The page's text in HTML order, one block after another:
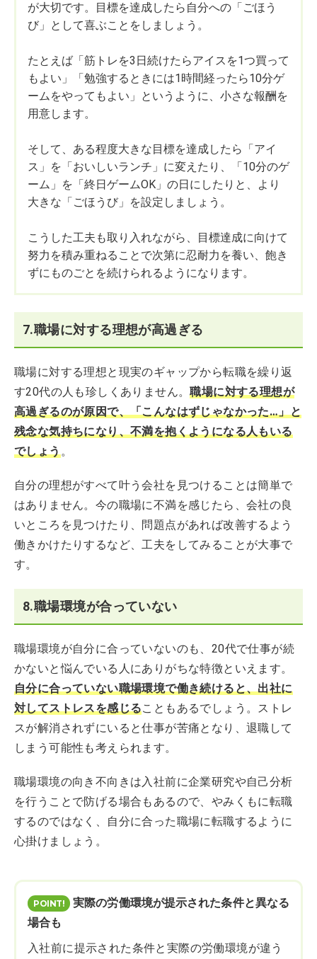
が大切です。目標を達成したら自分への「ごほう
び」として喜ぶことをしましょう。
たとえば「筋トレを3日続けたらアイスを1つ買って
もよい」「勉強するときには1時間経ったら10分ゲ
ームをやってもよい」というように、小さな報酬を
用意します。
そして、ある程度大きな目標を達成したら「アイ
ス」を「おいしいランチ」に変えたり、「10分のゲ
ーム」を「終日ゲームOK」の日にしたりと、より
大きな「ごほうび」を設定しましょう。
こうした工夫も取り入れながら、目標達成に向けて
努力を積み重ねることで次第に忍耐力を養い、飽き
ずにものごとを続けられるようになります。
7.職場に対する理想が高過ぎる
職場に対する理想と現実のギャップから転職を繰り返
す20代の人も珍しくありません。職場に対する理想が
高過ぎるのが原因で、「こんなはずじゃなかった…」と
残念な気持ちになり、不満を抱くようになる人もいる
でしょう。
自分の理想がすべて叶う会社を見つけることは簡単で
はありません。今の職場に不満を感じたら、会社の良
いところを見つけたり、問題点があれば改善するよう
働きかけたりするなど、工夫をしてみることが大事で
す。
8.職場環境が合っていない
職場環境が自分に合っていないのも、20代で仕事が続
かないと悩んでいる人にありがちな特徴といえます。
自分に合っていない職場環境で働き続けると、出社に
対してストレスを感じることもあるでしょう。ストレ
スが解消されずにいると仕事が苦痛となり、退職して
しまう可能性も考えられます。
職場環境の向き不向きは入社前に企業研究や自己分析
を行うことで防げる場合もあるので、やみくもに転職
するのではなく、自分に合った職場に転職するように
心掛けましょう。
実際の労働環境が提示された条件と異なる
場合も
入社前に提示された条件と実際の労働環境が違う